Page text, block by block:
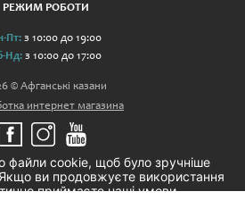
РЕЖИМ РОБОТИ
Пт:з 10:00 до 19:00
Нд:з 10:00 до 17:00
© Афганські казани
интернет магазина
файли cookie, щоб було зручніше
ви продовжуєте використання
приймаєте наші умови